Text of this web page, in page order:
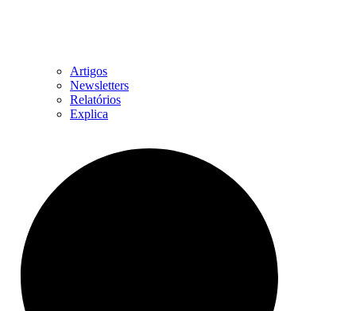
Artigos
Newsletters
Relatórios
Explica